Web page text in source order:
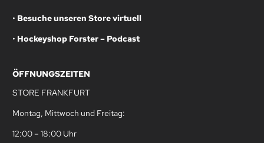
• Besuche unseren Store virtuell
• Hockeyshop Forster – Podcast
ÖFFNUNGSZEITEN
STORE FRANKFURT
Montag, Mittwoch und Freitag:
12:00 – 18:00 Uhr